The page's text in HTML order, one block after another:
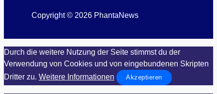
Copyright © 2026 PhantaNews
Durch die weitere Nutzung der Seite stimmst du der
Verwendung von Cookies und von eingebundenen Skripten
Dritter zu. Weitere Informationen Akzeptieren